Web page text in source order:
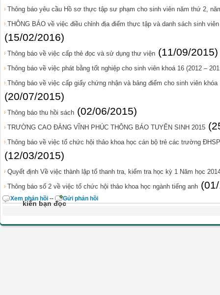
Thông báo yêu cầu Hồ sơ thực tập sư phạm cho sinh viên năm thứ 2,
THÔNG BÁO về việc điều chỉnh địa điểm thực tập và danh sách sinh
(15/02/2016)
Thông báo về việc cấp thẻ đọc và sử dụng thư viện (11/09/2015)
Thông báo về việc phát bằng tốt nghiệp cho sinh viên khoá 16 (2012 –
Thông báo về việc cấp giấy chứng nhận và bảng điểm cho sinh viên
(20/07/2015)
Thông báo thu hồi sách (02/06/2015)
TRƯỜNG CAO ĐẲNG VĨNH PHÚC THÔNG BÁO TUYỂN SINH 2015
Thông báo về việc tổ chức hội thảo khoa học cán bộ trẻ các trường
(12/03/2015)
Quyết định Về việc thành lập tổ thanh tra, kiểm tra học kỳ 1 Năm học
Thông báo số 2 về việc tổ chức hội thảo khoa học ngành tiếng anh
kiến bạn đọc
Xem phản hồi -- Gửi phản hồi